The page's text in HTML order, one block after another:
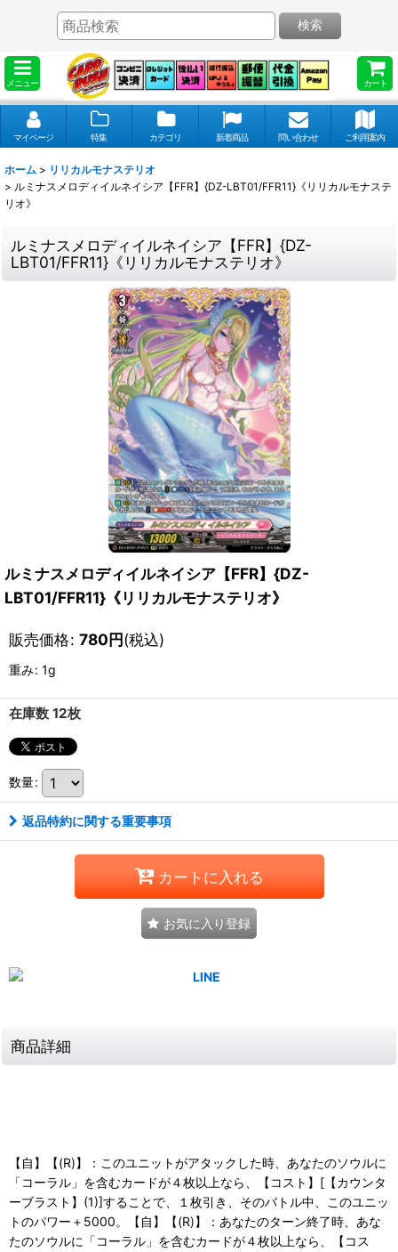
メニュー カート
検索
マイページ 特集 カテゴリ 新着商品 問い合わせ ご利用案内
ホーム > リリカルモナステリオ
> ルミナスメロディイルネイシア【FFR】{DZ-LBT01/FFR11}《リリカルモナステ
リオ》
ルミナスメロディイルネイシア【FFR】{DZ-
LBT01/FFR11}《リリカルモナステリオ》
ルミナスメロディイルネイシア【FFR】{DZ-
LBT01/FFR11}《リリカルモナステリオ》
販売価格: 780円(税込)
重み: 1g
在庫数 12枚
数量:
返品特約に関する重要事項
カートに入れる
お気に入り登録
商品詳細
【自】【(R)】：このユニットがアタックした時、あなたのソウルに
「コーラル」を含むカードが４枚以上なら、【コスト】[【カウンタ
ーブラスト】(1)]することで、１枚引き、そのバトル中、このユニッ
トのパワー＋5000。【自】【(R)】：あなたのターン終了時、あな
たのソウルに「コーラル」を含むカードが４枚以上なら、【コス